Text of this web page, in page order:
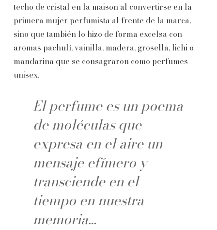
techo de cristal en la maison al convertirse en la
primera mujer perfumista al frente de la marca,
sino que también lo hizo de forma excelsa con
aromas pachulí, vainilla, madera, grosella, lichi o
mandarina que se consagraron como perfumes
unisex.
El perfume es un poema
de moléculas que
expresa en el aire un
mensaje efímero y
transciende en el
tiempo en nuestra
memoria…